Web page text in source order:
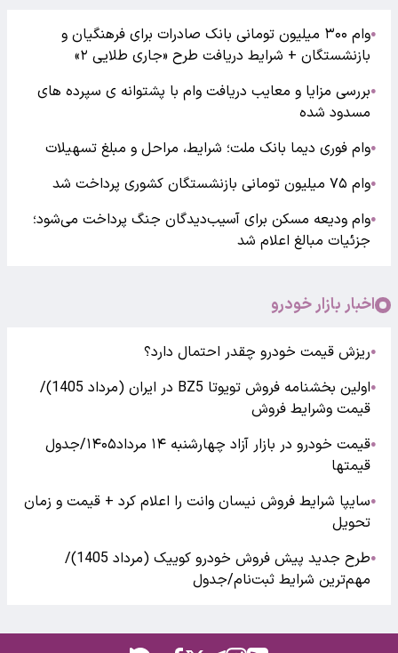
●
وام ۳۰۰ میلیون تومانی بانک صادرات برای فرهنگیان و
بازنشستگان + شرایط دریافت طرح «جاری طلایی ۲»
●بررسی مزایا و معایب دریافت وام با پشتوانه ی سپرده های
مسدود شده
●وام فوری دیما بانک ملت؛ شرایط، مراحل و مبلغ تسهیلات
●وام ۷۵ میلیون تومانی بازنشستگان کشوری پرداخت شد
●وام ودیعه مسکن برای آسیب‌دیدگان جنگ پرداخت می‌شود؛
جزئیات مبالغ اعلام شد
اخبار بازار خودرو
●ریزش قیمت خودرو چقدر احتمال دارد؟
●
اولین بخشنامه فروش تویوتا BZ5 در ایران (مرداد 1405)/
قیمت وشرایط فروش
●
قیمت خودرو در بازار آزاد چهارشنبه ۱۴ مرداد۱۴۰۵/جدول
قیمتها
●سایپا شرایط فروش نیسان وانت را اعلام کرد + قیمت و زمان
تحویل
●
طرح جدید پیش فروش خودرو کوییک (مرداد 1405)/
مهم‌ترین شرایط ثبت‌نام/جدول